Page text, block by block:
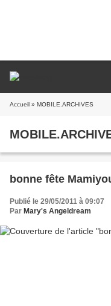
Accueil » MOBILE.ARCHIVES
bonne fête
Publié le 29/05/2011 à 09:07
Par Mary's Angeldream